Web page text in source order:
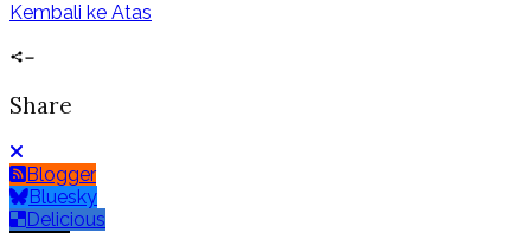
Kembali ke Atas
Share
Blogger
Bluesky
Delicious